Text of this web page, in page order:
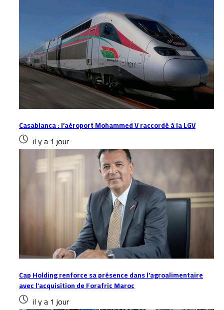
Casablanca : l’aéroport Mohammed V raccordé à la LGV
il y a 1 jour
Cap Holding renforce sa présence dans l’agroalimentaire
avec l’acquisition de Forafric Maroc
il y a 1 jour